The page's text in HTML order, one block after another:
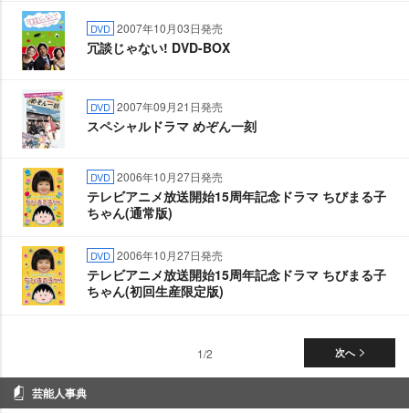
DVD 2007年10月03日発売
冗談じゃない! DVD-BOX
DVD 2007年09月21日発売
スペシャルドラマ めぞん一刻
DVD 2006年10月27日発売
テレビアニメ放送開始15周年記念ドラマ ちびまる子
ちゃん(通常版)
DVD 2006年10月27日発売
テレビアニメ放送開始15周年記念ドラマ ちびまる子
ちゃん(初回生産限定版)
次へ
1/2
芸能人事典